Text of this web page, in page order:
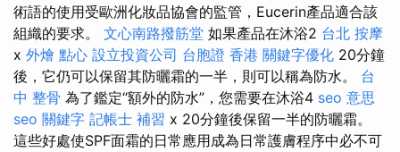
術語的使用受歐洲化妝品協會的監管，Eucerin產品適合該
組織的要求。 文心南路撥筋堂 如果產品在沐浴2 台北 按摩
x 外燴 點心 設立投資公司 台胞證 香港 關鍵字優化 20分鐘
後，它仍可以保留其防曬霜的一半，則可以稱為防水。 台
中 整骨 為了鑑定“額外的防水”，您需要在沐浴4 seo 意思
seo 關鍵字 記帳士 補習 x 20分鐘後保留一半的防曬霜。
這些好處使SPF面霜的日常應用成為日常護膚程序中必不可